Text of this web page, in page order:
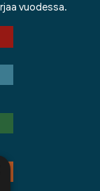
vuodessa.